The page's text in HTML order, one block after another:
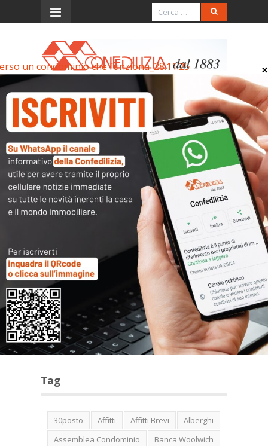
Menu
Verso un condominio che
funziona_28.11.25
Verso un condominio che funziona_28.11.25
Archivi
Categorie
Tag
30posto Affitti Affitti Brevi
Alberghi
Assemblea Condominio
Banca Woolwich
un condominio che funziona_28.11.25